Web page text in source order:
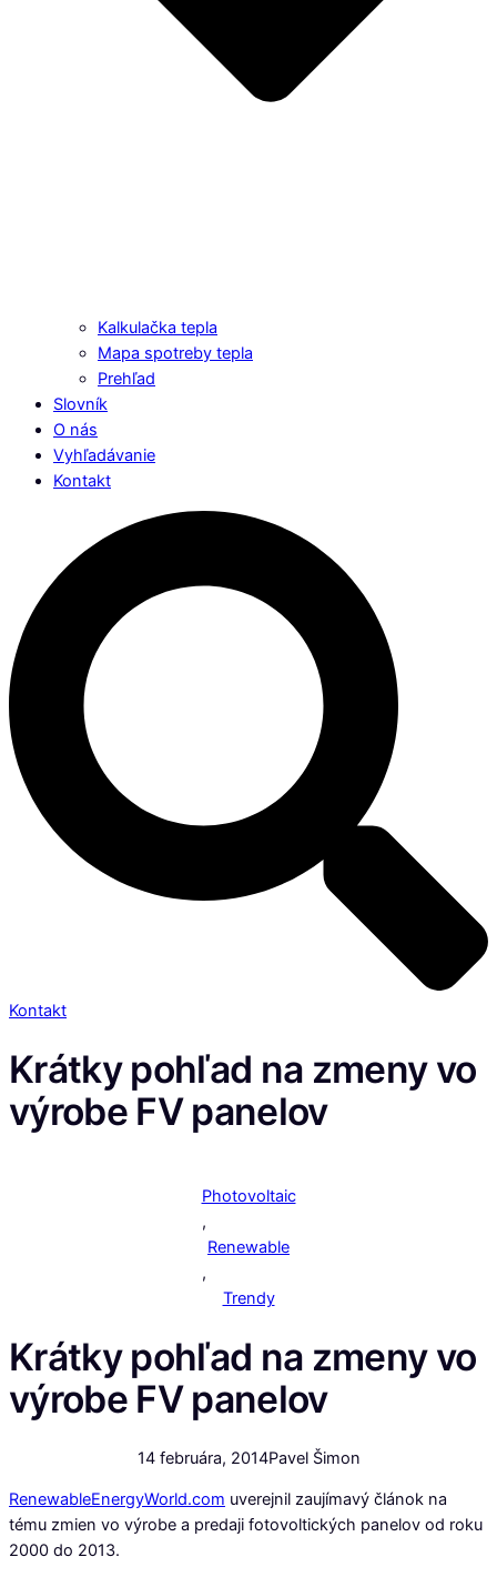
Kalkulačka tepla
Mapa spotreby tepla
Prehľad
Slovník
O nás
Vyhľadávanie
Kontakt
Kontakt
Krátky pohľad na zmeny vo
výrobe FV panelov
Photovoltaic
,
Renewable
,
Trendy
Krátky pohľad na zmeny vo
výrobe FV panelov
14 februára, 2014Pavel Šimon
RenewableEnergyWorld.com uverejnil zaujímavý článok na
tému zmien vo výrobe a predaji fotovoltických panelov od roku
2000 do 2013.